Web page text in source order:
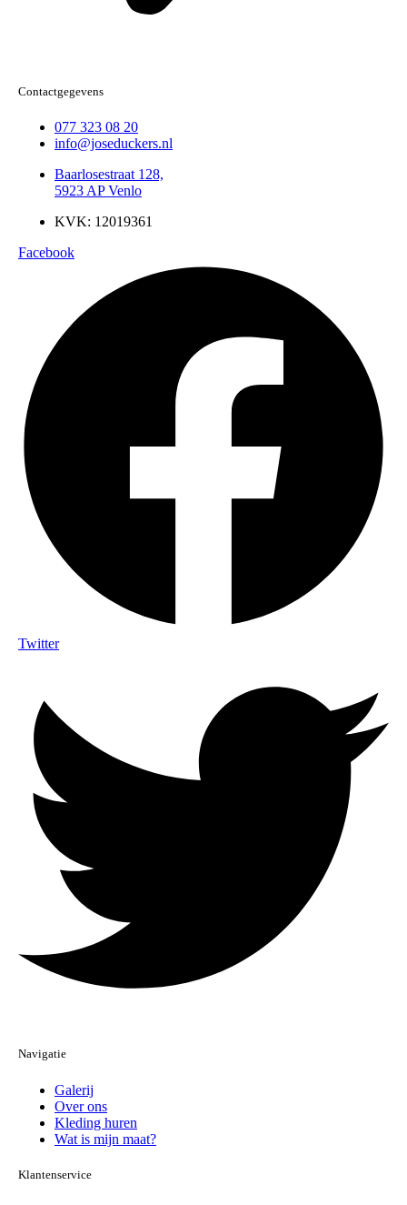
Contactgegevens
077 323 08 20
info@joseduckers.nl
Baarlosestraat 128,
5923 AP Venlo
KVK: 12019361
Facebook
Twitter
Navigatie
Galerij
Over ons
Kleding huren
Wat is mijn maat?
Klantenservice